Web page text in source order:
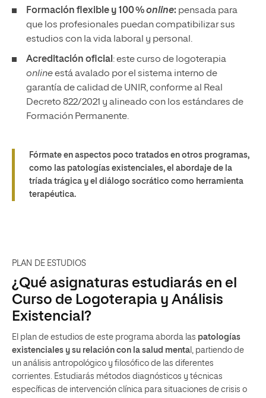
Formación flexible y 100 %online: pensada para
que los profesionales puedan compatibilizar sus
estudios con la vida laboral y personal.
Acreditación oficial : este curso de logoterapia
onlineestá avalado por el sistema interno de
garantía de calidad de UNIR, conforme al Real
Decreto 822/2021 y alineado con los estándares de
Formación Permanente.
Fórmate en aspectos poco tratados en otros programas,
como las patologías existenciales, el abordaje de la
tríada trágica y el diálogo socrático como herramienta
terapéutica.
PLAN DE ESTUDIOS
¿Qué asignaturas estudiarás en el
Curso de Logoterapia y Análisis
Existencial?
El plan de estudios de este programa aborda las patologías
existenciales y su relación con la salud menta l, partiendo de
un análisis antropológico y filosófico de las diferentes
corrientes. Estudiarás métodos diagnósticos y técnicas
específicas de intervención clínica para situaciones de crisis o